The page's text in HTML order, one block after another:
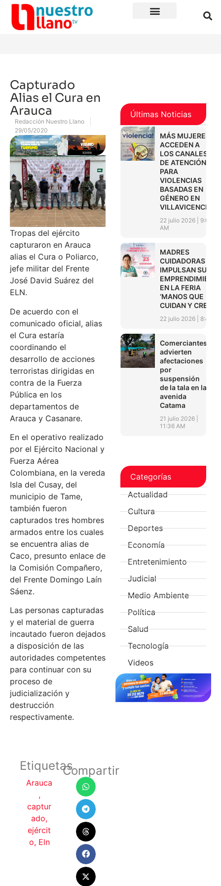
Capturado
Alias el Cura en
Arauca
Redacción Nuestro Llano
29/05/2020
Tropas del ejército
capturaron en Arauca
alias el Cura o Poliarco,
jefe militar del Frente
José David Suárez del
ELN.
De acuerdo con el
comunicado oficial, alias
el Cura estaría
coordinando el
desarrollo de acciones
terroristas dirigidas en
contra de la Fuerza
Pública en los
departamentos de
Arauca y Casanare.
En el operativo realizado
por el Ejército Nacional y
Fuerza Aérea
Colombiana, en la vereda
Isla del Cusay, del
municipio de Tame,
también fueron
capturados tres hombres
armados entre los cuales
se encuentra alias de
Caco, presunto enlace de
la Comisión Compañero,
del Frente Domingo Laín
Sáenz.
Las personas capturadas
y el material de guerra
incautado fueron dejados
a disposición de las
autoridades competentes
para continuar con su
proceso de
judicialización y
destrucción
respectivamente.
Etiquetas
Arauca
,
captur
ado,
ejércit
o, Eln
Compartir
Últimas Noticias
MÁS MUJERES
ACCEDEN A
LOS CANALES
DE ATENCIÓN
PARA
VIOLENCIAS
BASADAS EN
GÉNERO EN
VILLAVICENCIO
22 julio 2026
9:01
AM
MADRES
CUIDADORAS
IMPULSAN SUS
EN LA FERIA
‘MANOS QUE
CUIDAN Y CREAN’
22 julio 2026 8:45
Comerciantes
advierten
afectaciones
por
suspensión
de la tala en la
avenida
Catama
21 julio 2026
11:36 AM
Categorías
Actualidad
Cultura
Deportes
Economía
Entretenimiento
Judicial
Medio Ambiente
Política
Salud
Tecnología
Videos